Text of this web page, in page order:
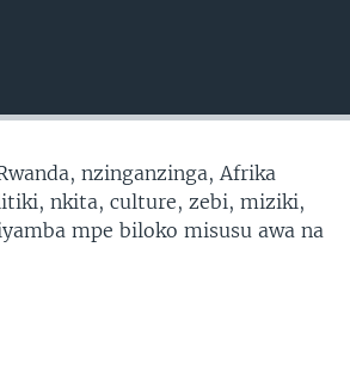
nzinganzinga, Afrika
nkita, culture, zebi, miziki,
mpe biloko misusu awa na